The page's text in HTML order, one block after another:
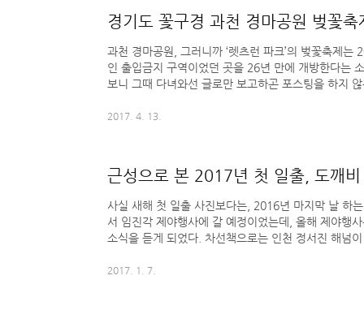
경기도 꽃구경 과천 경마공원 벚꽃축
과천 경마공원, 그러니까 ‘렛츠런 파크’의 벚꽃축제는
인 출입금지 구역이었던 곳을 26년 만에 개방한다는
보니 그때 다녀와선 글로만 보고하곤 포스팅을 하지
들 수 있으니 사진과 함께 포스팅으로 남겨둘까 한다.
2017. 4. 13.
근성으로 본 2017년 첫 일출, 도깨비
사실 새해 첫 일출 사진보다는, 2016년 마지막 날 하
서 임진각 제야행사에 갈 예정이었는데, 올해 제야행
소식을 듣게 되었다. 차선책으로는 인천 정서진 해넘
불꽃놀이를 오후 7시에 미리 하는 까닭에 자정엔 행사
2017. 1. 7.